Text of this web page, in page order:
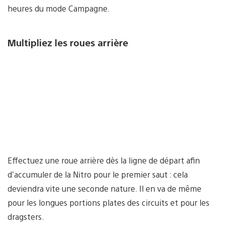
heures du mode Campagne.
Multipliez les roues arrière
Effectuez une roue arrière dès la ligne de départ afin
d’accumuler de la Nitro pour le premier saut : cela
deviendra vite une seconde nature. Il en va de même
pour les longues portions plates des circuits et pour les
dragsters.